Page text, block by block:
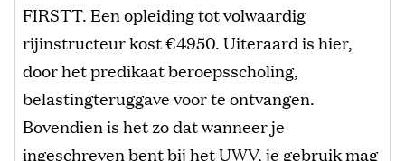
FIRSTT. Een opleiding tot volwaardig
rijinstructeur kost €4950. Uiteraard is hier,
door het predikaat beroepsscholing,
belastingteruggave voor te ontvangen.
Bovendien is het zo dat wanneer je
ingeschreven bent bij het UWV, je gebruik mag